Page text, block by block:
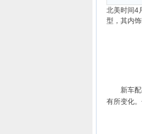
北美时间4
型，其内
新车
有所变化